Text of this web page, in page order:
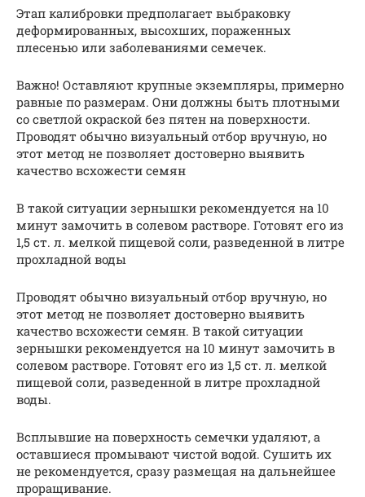
Этап калибровки предполагает выбраковку
деформированных, высохших, пораженных
плесенью или заболеваниями семечек.
Важно! Оставляют крупные экземпляры, примерно
равные по размерам. Они должны быть плотными
со светлой окраской без пятен на поверхности.
Проводят обычно визуальный отбор вручную, но
этот метод не позволяет достоверно выявить
качество всхожести семян
В такой ситуации зернышки рекомендуется на 10
минут замочить в солевом растворе. Готовят его из
1,5 ст. л. мелкой пищевой соли, разведенной в литре
прохладной воды
Проводят обычно визуальный отбор вручную, но
этот метод не позволяет достоверно выявить
качество всхожести семян. В такой ситуации
зернышки рекомендуется на 10 минут замочить в
солевом растворе. Готовят его из 1,5 ст. л. мелкой
пищевой соли, разведенной в литре прохладной
воды.
Всплывшие на поверхность семечки удаляют, а
оставшиеся промывают чистой водой. Сушить их
не рекомендуется, сразу размещая на дальнейшее
проращивание.